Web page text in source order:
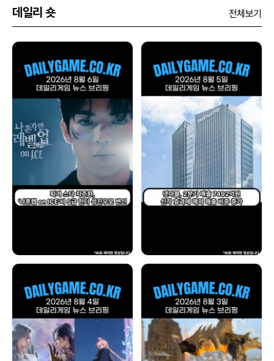
데일리 숏 전체보기